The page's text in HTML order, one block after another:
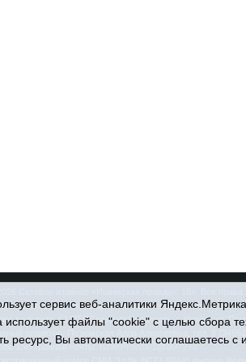
использовании материалов ссылка обязательна.
редакции: 627750 Тюменская область, г. Ишим, ул.
электронной почты:IshimPravda-1@obl72.ru
сервис веб-аналитики
файлы "cookie" с целью сбора
ресурс, Вы автоматически соглашаетесь с